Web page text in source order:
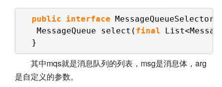
public interface
MessageQueueSelector
MessageQueue select( final
}
其中mqs就是消息队列的列表，msg是消息体，arg
是自定义的参数。